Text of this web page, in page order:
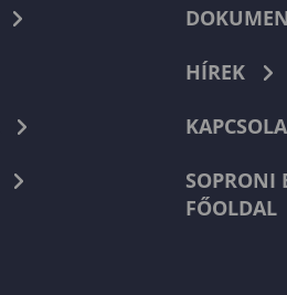
HÍREK
SOPRONI
FŐOLDAL